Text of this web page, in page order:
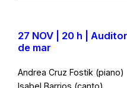
27 NOV | 20 h |
de mar
Andrea Cruz Fostik (piano)